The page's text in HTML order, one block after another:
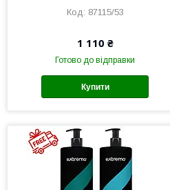
87115/53
1 110 ₴
Готово до відправки
Купити